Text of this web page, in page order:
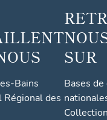
Bains
Régional des
SUR
Bases